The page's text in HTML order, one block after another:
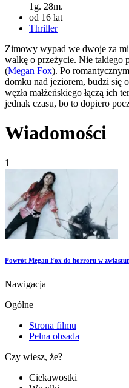
1g. 28m.
od 16 lat
Thriller
Zimowy wypad we dwoje za
walkę o przeżycie. Nie takiego
(Megan Fox). Po
domku nad jeziorem, budzi się
węzła małżeńskiego łączą ich
jednak czasu, bo to dopiero
Wiadomości
1
Powrót Megan Fox do horroru w
Nawigacja
Ogólne
Strona filmu
Pełna obsada
Czy wiesz, że?
Ciekawostki